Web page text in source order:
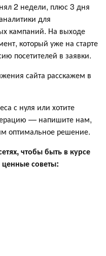
2 недели, плюс 3 дня
для
кампаний. На выходе
который уже на старте
посетителей в заявки.
сайта расскажем в
с нуля или хотите
— напишите нам,
оптимальное решение.
чтобы быть в курсе
ценные советы: